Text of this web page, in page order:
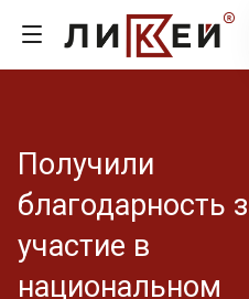
Получили
благодарность
участие в
национальном